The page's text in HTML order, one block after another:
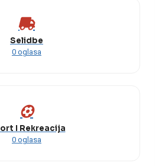
Selidbe
0 oglasa
I Rekreacija
0 oglasa